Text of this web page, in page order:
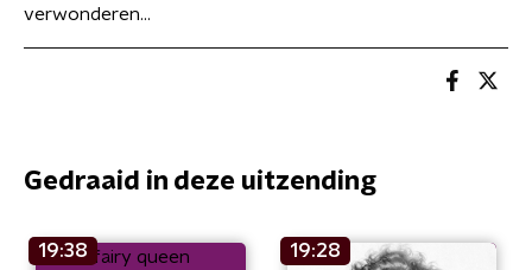
verwonderen...
Gedraaid in deze uitzending
19:38 19:28